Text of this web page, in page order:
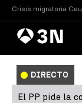
Crisis migratoria
AntenaNoticias
DIRECTO
El PP pide la